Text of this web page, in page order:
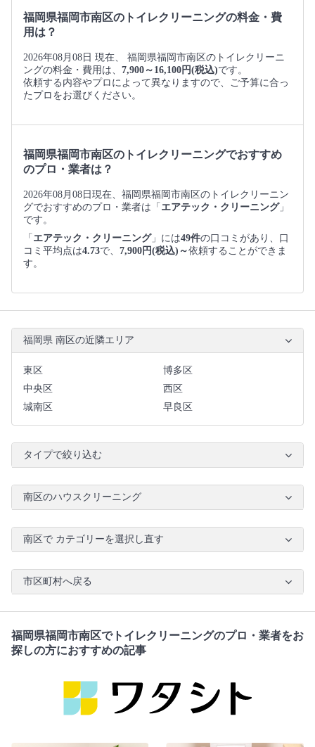
福岡県福岡市南区のトイレクリーニングの料金・費
用は？
2026年08月08日 現在、 福岡県福岡市南区のトイレクリーニ
ングの料金・費用は、 7,900～16,100円(税込)です。
依頼する内容やプロによって異なりますので、ご予算に合っ
たプロをお選びください。
福岡県福岡市南区のトイレクリーニングでおすすめ
のプロ・業者は？
2026年08月08日現在、福岡県福岡市南区のトイレクリーニン
グでおすすめのプロ・業者は「 エアテック・クリーニング」
です。
「 エアテック・クリーニング」には49件の口コミがあり、口
コミ平均点は4.73で、 7,900円(税込)～依頼することができま
す。
福岡県 南区の近隣エリア
東区
博多区
中央区
西区
城南区
早良区
タイプで絞り込む
南区のハウスクリーニング
南区で カテゴリーを選択し直す
市区町村へ戻る
福岡県福岡市南区でトイレクリーニングのプロ・業者をお
探しの方におすすめの記事